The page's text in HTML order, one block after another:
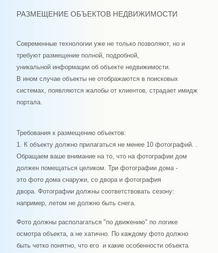
РАЗМЕЩЕНИЕ ОБЪЕКТОВ НЕДВИЖИМОСТИ
Современные технологии уже не только позволяют, но и
требуют размещение полной, подробной,
уникальной информации об объекте недвижимости.
В ином случае объекты не отображаются в поисковых
системах, появляются жалобы от клиентов, страдает имидж
портала.
Требования к размещению объектов:
1. К объекту должно прилагаться не менее 10 фотографий. .
Обращаем ваше внимание на то, что на фотографии дом
должен помещаться целиком. Три фотографии дома -
это фото дома снаружи, со двора и фотография
двора. Фотографии должны соответствовать сезону:
например, летом не должно быть снега.
Фото должны располагаться "по движению" по логике
осмотра объекта, а не хатично. По каждому фото должно
быть четко понятно, что его и какие особенности объекта